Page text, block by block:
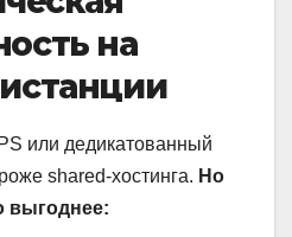
на
или дедикатованный
shared-хостинга. Но
выгоднее: